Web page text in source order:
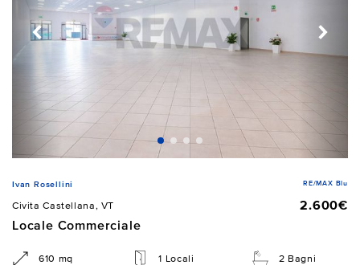
Ivan Rosellini RE/MAX Blu
Civita Castellana, VT
2.600€
Locale Commerciale
610 mq 1 Locali 2 Bagni